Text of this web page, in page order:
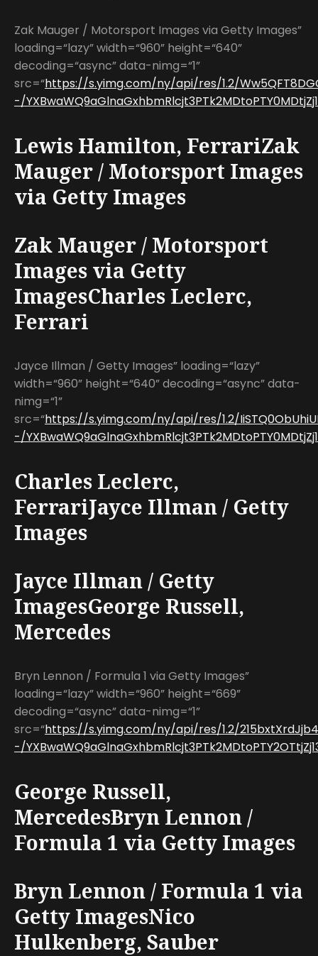
Zak Mauger / Motorsport Images via Getty Images”
loading=“lazy” width=“960” height=“640”
decoding=“async” data-nimg=“1”
src=“https://s.yimg.com/ny/api/res/1.2/
-/
Lewis Hamilton, FerrariZak
Mauger / Motorsport Images
via Getty Images
Zak Mauger / Motorsport
Images via Getty
ImagesCharles Leclerc,
Ferrari
Jayce Illman / Getty Images” loading=“lazy”
width=“960” height=“640” decoding=“async” data-
nimg=“1”
src=“https://s.yimg.com/ny/api/res/1.2/
-/
Charles Leclerc,
FerrariJayce Illman / Getty
Images
Jayce Illman / Getty
ImagesGeorge Russell,
Mercedes
Bryn Lennon / Formula 1 via Getty Images”
loading=“lazy” width=“960” height=“669”
decoding=“async” data-nimg=“1”
src=“https://s.yimg.com/ny/api/res/1.2/
-/
George Russell,
MercedesBryn Lennon /
Formula 1 via Getty Images
Bryn Lennon / Formula 1 via
Getty ImagesNico
Hulkenberg, Sauber